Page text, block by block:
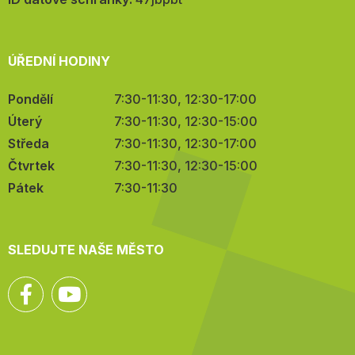
ÚŘEDNÍ HODINY
Pondělí
7:30-11:30, 12:30-17:00
Úterý
7:30-11:30, 12:30-15:00
Středa
7:30-11:30, 12:30-17:00
Čtvrtek
7:30-11:30, 12:30-15:00
Pátek
7:30-11:30
SLEDUJTE NAŠE MĚSTO
Facebook